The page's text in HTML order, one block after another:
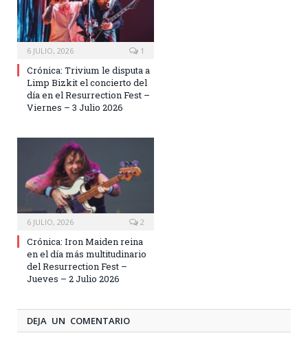
6 JULIO, 2026 1
Crónica: Trivium le disputa a
Limp Bizkit el concierto del
día en el Resurrection Fest –
Viernes – 3 Julio 2026
6 JULIO, 2026 2
Crónica: Iron Maiden reina
en el día más multitudinario
del Resurrection Fest –
Jueves – 2 Julio 2026
DEJA UN COMENTARIO